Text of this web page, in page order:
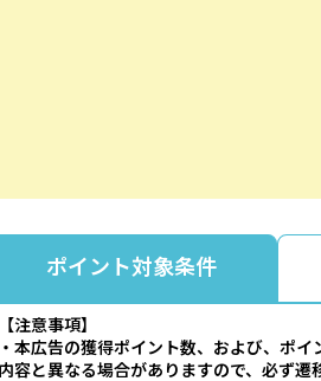
ポイント対象条件
【注意事項】
・本広告の獲得ポイント数、および、ポ
内容と異なる場合がありますので、必ず遷